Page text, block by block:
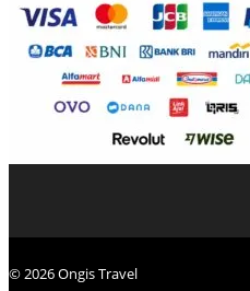
© 2026 Ongis Travel